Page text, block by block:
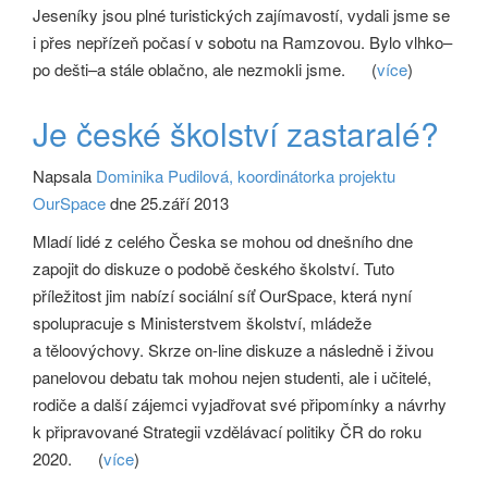
Jeseníky jsou plné turistických zajímavostí, vydali jsme se
i přes nepřízeň počasí v sobotu na Ramzovou. Bylo vlhko–
po dešti–a stále oblačno, ale nezmokli jsme.
(více)
Je české školství zastaralé?
Napsala Dominika Pudilová, koordinátorka projektu
OurSpacedne 25.září 2013
Mladí lidé z celého Česka se mohou od dnešního dne
zapojit do diskuze o podobě českého školství. Tuto
příležitost jim nabízí sociální síť OurSpace, která nyní
spolupracuje s Ministerstvem školství, mládeže
a těloovýchovy. Skrze on-line diskuze a následně i živou
panelovou debatu tak mohou nejen studenti, ale i učitelé,
rodiče a další zájemci vyjadřovat své připomínky a návrhy
k připravované Strategii vzdělávací politiky ČR do roku
2020.
(více)